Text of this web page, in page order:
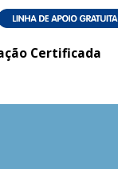
Certificada